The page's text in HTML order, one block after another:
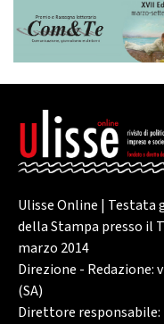
Ulisse Online |
della Stampa presso il
marzo 2014
Direzione - Redazione:
(SA)
Direttore